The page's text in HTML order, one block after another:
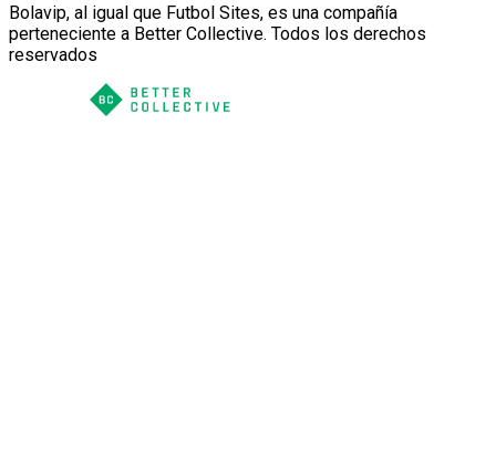
Bolavip, al igual que Futbol Sites, es una compañía
perteneciente a Better Collective. Todos los derechos
reservados